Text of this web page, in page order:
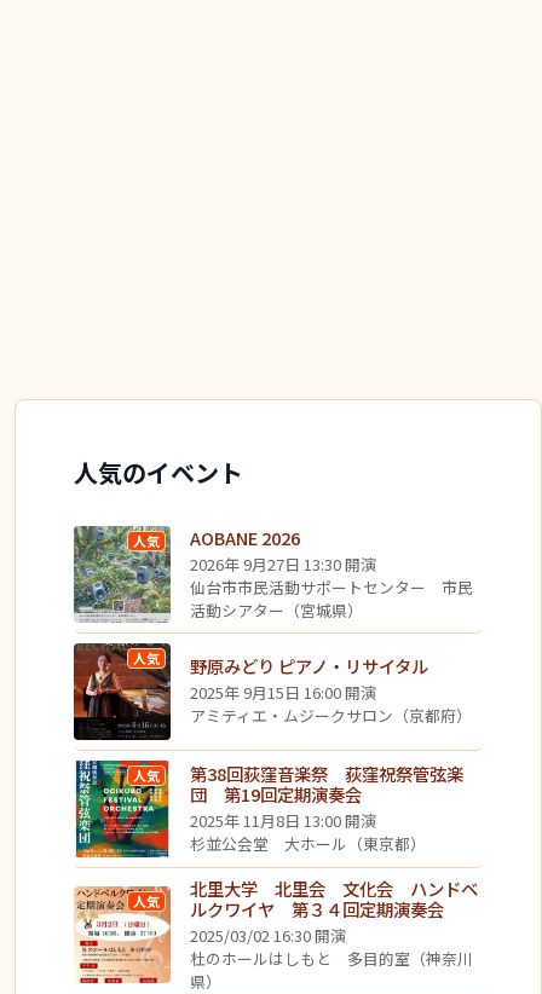
人気のイベント
人気 AOBANE 2026
2026年 9月27日 13:30 開演
仙台市市民活動サポートセンター 市民
活動シアター（宮城県）
人気 野原みどり ピアノ・リサイタル
2025年 9月15日 16:00 開演
アミティエ・ムジークサロン（京都府）
人気
第38回荻窪音楽祭 荻窪祝祭管弦楽
団 第19回定期演奏会
2025年 11月8日 13:00 開演
杉並公会堂 大ホール（東京都）
人気
北里大学 北里会 文化会 ハンドベ
ルクワイヤ 第３４回定期演奏会
2025/03/02 16:30 開演
杜のホールはしもと 多目的室（神奈川
県）